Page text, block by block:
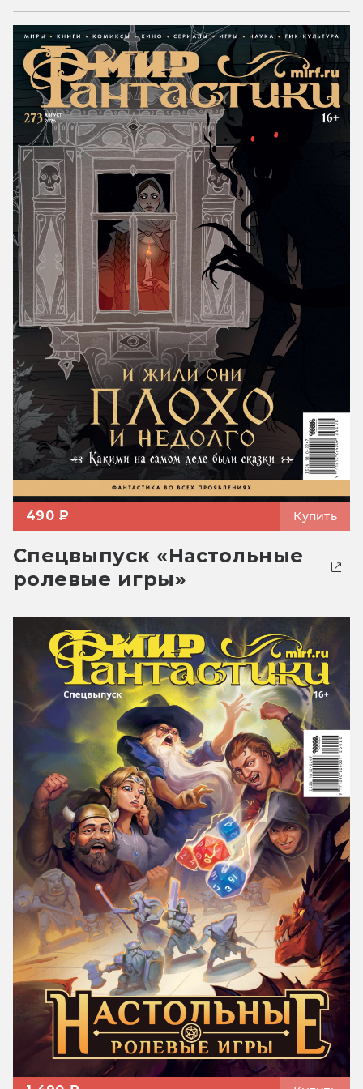
490 ₽ Купить
Спецвыпуск «Настольные
ролевые игры»